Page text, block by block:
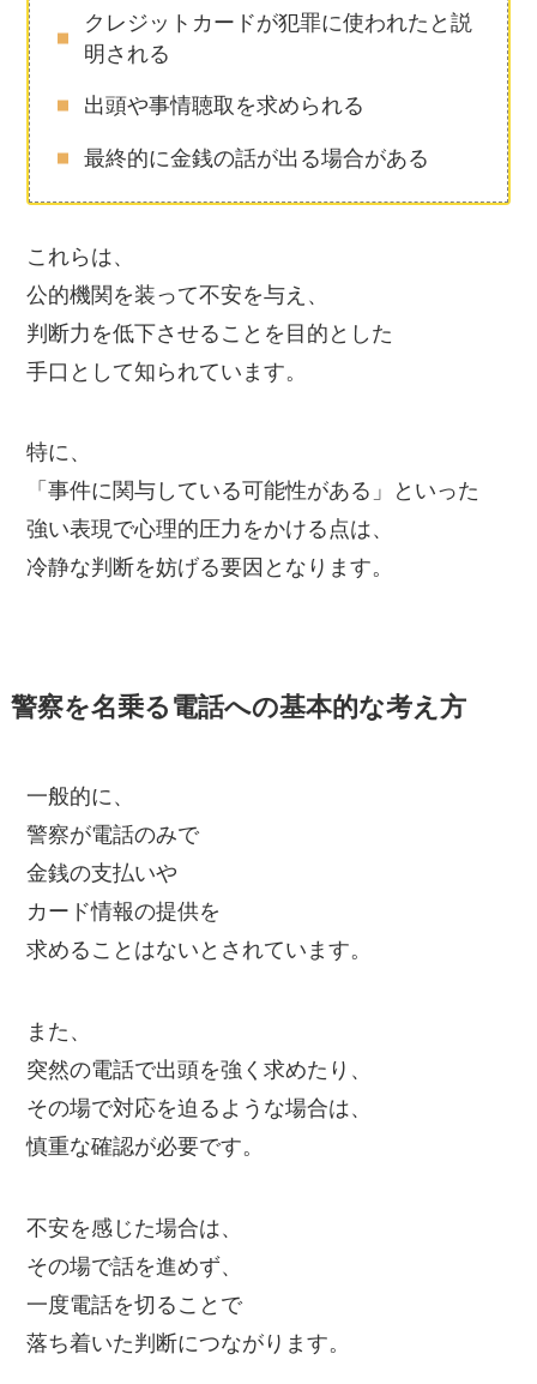
クレジットカードが犯罪に使われたと説
明される
出頭や事情聴取を求められる
最終的に金銭の話が出る場合がある
これらは、
公的機関を装って不安を与え、
判断力を低下させることを目的とした
手口として知られています。
特に、
「事件に関与している可能性がある」といった
強い表現で心理的圧力をかける点は、
冷静な判断を妨げる要因となります。
警察を名乗る電話への基本的な考え方
一般的に、
警察が電話のみで
金銭の支払いや
カード情報の提供を
求めることはないとされています。
また、
突然の電話で出頭を強く求めたり、
その場で対応を迫るような場合は、
慎重な確認が必要です。
不安を感じた場合は、
その場で話を進めず、
一度電話を切ることで
落ち着いた判断につながります。